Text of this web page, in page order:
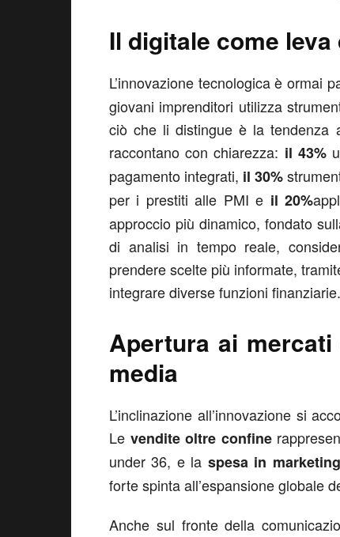
Il digitale come
L’innovazione tecnologica è ormai
giovani imprenditori utilizza
ciò che li distingue è la tendenza
raccontano con chiarezza: il 43%
pagamento integrati, il 30%
per i prestiti alle PMI e il 20%
approccio più dinamico, fondato
di analisi in tempo reale,
prendere scelte più informate,
integrare diverse funzioni finanziarie.
Apertura ai
media
L’inclinazione all’innovazione si
Le vendite oltre confine
under 36, e la spesa in
forte spinta all’espansione globale
Anche sul fronte della